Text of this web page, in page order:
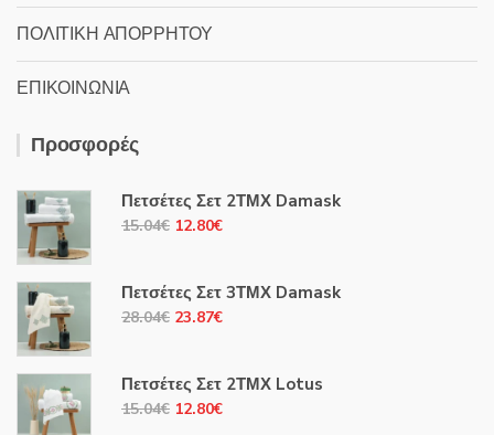
ΠΟΛΙΤΙΚΗ ΑΠΟΡΡΗΤΟΥ
ΕΠΙΚΟΙΝΩΝΙΑ
Προσφορές
Πετσέτες Σετ 2ΤΜΧ Damask
15.04€ Original
15.04€.
12.80€Η
είναι:
12.80€.
Πετσέτες Σετ 3ΤΜΧ Damask
28.04€ Original
28.04€.
23.87€Η
είναι:
23.87€.
Πετσέτες Σετ 2ΤΜΧ Lotus
15.04€ Original
12.80€Η